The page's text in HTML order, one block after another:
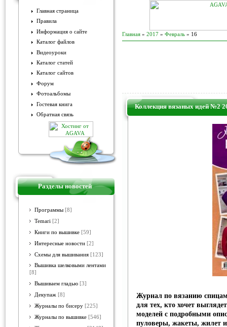
Главная страница
Правила
Информация о сайте
Каталог файлов
Видеоуроки
Каталог статей
Каталог сайтов
Форум
Фотоальбомы
Гостевая книга
Обратная связь
Разделы новостей
Программы [8]
Temari [2]
Книги по вышивке [59]
Интересные новости [2]
Схемы для вышивания [123]
Вышивка шелковыми лентами
[8]
Вышиваем гладью [3]
Декупаж [8]
Журналы по бисеру [225]
Журналы по вышивке [546]
Главная » 2017 » Февраль » 16
Коллекция вязаных идей №2
Журнал по вязанию
для тех, кто хочет
моделей с подробными
пуловеры, жакеты, жилет